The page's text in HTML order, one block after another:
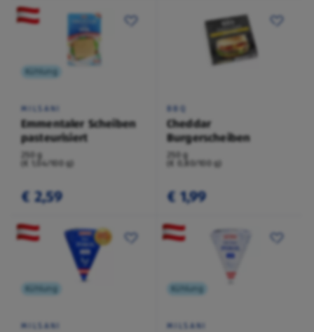
Kühlung
MILSANI
Emmentaler Scheiben
pasteurisiert
250 g
(€ 1,04/100 g)
€ 2,59
BBQ
Cheddar
Burgerscheiben
250 g
(€ 0,80/100 g)
€ 1,99
Kühlung
MILSANI
Kühlung
MILSANI